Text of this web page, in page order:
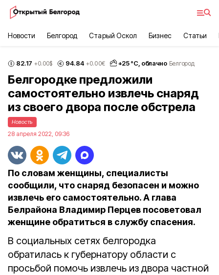
Новости Белгород Старый Оскол Бизнес Статьи
82.17 +0.00$ 94.84 +0.00€ +25°С, облачно Белгород
Белгородке предложили
самостоятельно извлечь снаряд
из своего двора после обстрела
Новость
28 апреля 2022, 09:36
По словам женщины, специалисты
сообщили, что снаряд безопасен и можно
извлечь его самостоятельно. А глава
Белрайона Владимир Перцев посоветовал
женщине обратиться в службу спасения.
В социальных сетях белгородка
обратилась к губернатору области с
просьбой помочь извлечь из двора частной